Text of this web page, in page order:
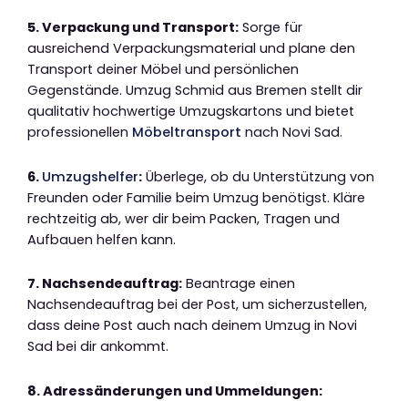
5. Verpackung und Transport: Sorge für
ausreichend Verpackungsmaterial und plane den
Transport deiner Möbel und persönlichen
Gegenstände. Umzug Schmid aus Bremen stellt dir
qualitativ hochwertige Umzugskartons und bietet
professionellen Möbeltransport nach Novi Sad.
6. Umzugshelfer: Überlege, ob du Unterstützung von
Freunden oder Familie beim Umzug benötigst. Kläre
rechtzeitig ab, wer dir beim Packen, Tragen und
Aufbauen helfen kann.
7. Nachsendeauftrag: Beantrage einen
Nachsendeauftrag bei der Post, um sicherzustellen,
dass deine Post auch nach deinem Umzug in Novi
Sad bei dir ankommt.
8. Adressänderungen und Ummeldungen: